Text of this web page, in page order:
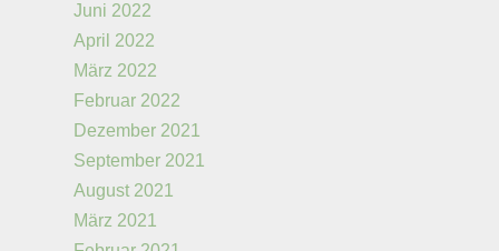
Juni 2022
April 2022
März 2022
Februar 2022
Dezember 2021
September 2021
August 2021
März 2021